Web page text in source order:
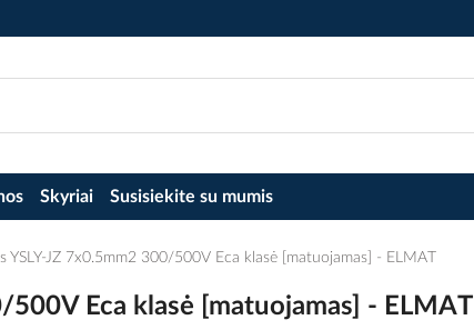
Skyriai Susisiekite su mumis
YSLY-JZ 7x0.5mm2 300/500V Eca klasė [matuojamas] - ELMAT
Eca klasė [matuojamas] - ELMAT